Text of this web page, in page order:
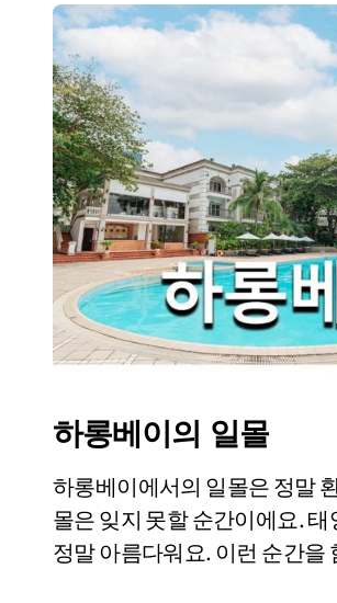
하롱베이의 일몰
하롱베이에서의 일몰은 정말
몰은 잊지 못할 순간이에요.
정말 아름다워요. 이런 순간을